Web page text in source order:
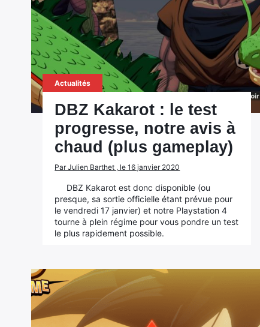
Actualités
DBZ Kakarot : le test
progresse, notre avis à
chaud (plus gameplay)
Par Julien Barthet , le 16 janvier 2020
DBZ Kakarot est donc disponible (ou
presque, sa sortie officielle étant prévue pour
le vendredi 17 janvier) et notre Playstation 4
tourne à plein régime pour vous pondre un test
le plus rapidement possible.